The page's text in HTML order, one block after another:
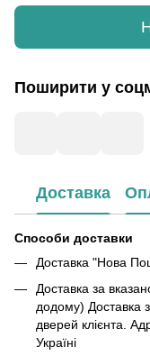
Поширити у
Доставка
Способи доставки
Доставка "Нова
Доставка за
додому) Доставка
дверей клієнта.
Україні